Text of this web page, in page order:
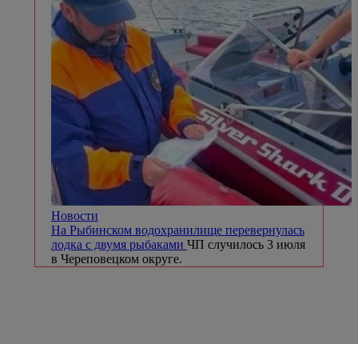
Новости
На Рыбинском водохранилище перевернулась
лодка с двумя рыбаками ЧП случилось 3 июля
в Череповецком округе.